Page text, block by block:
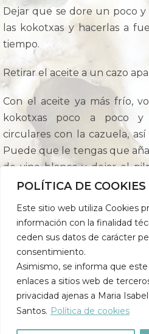
POLÍTICA DE COOKIES
Este sitio web utiliza Cookies
información con la finalidad
ceden sus datos de carácter
consentimiento.
Asimismo, se informa que
enlaces a sitios web de
privacidad ajenas a Maria
Santos. Política de cookies
Dejar que se dore un poco
las kokotxas y hacerlas a
tiempo.
Retirar el aceite a un cazo
Con el aceite ya más frío,
kokotxas poco a poco y
circulares con la cazuela,
Puede que le tengas que
de vino blanco y dejar el
punto de sal y calentar todo
Añadir el perejil picado y